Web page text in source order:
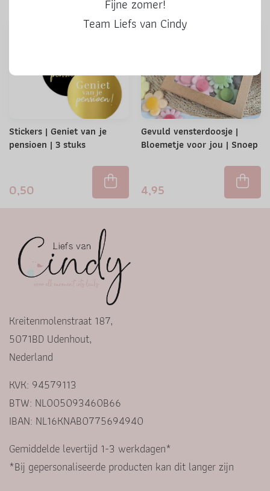
Stickers | Geniet van je
pensioen | 3 stuks
0,50
Gevuld vensterdoosje |
Bloemetje voor jou | Snoep
4,95
Fijne zomer!
Team Liefs van Cindy
Kreitenmolenstraat 187,
5071BD Udenhout,
Nederland
KVK: 94579113
BTW: NL005093460B66
IBAN: NL16KNAB0775694940
Gemiddelde levertijd 1-3 werkdagen*
*Bij gepersonaliseerde producten kan dit langer zijn